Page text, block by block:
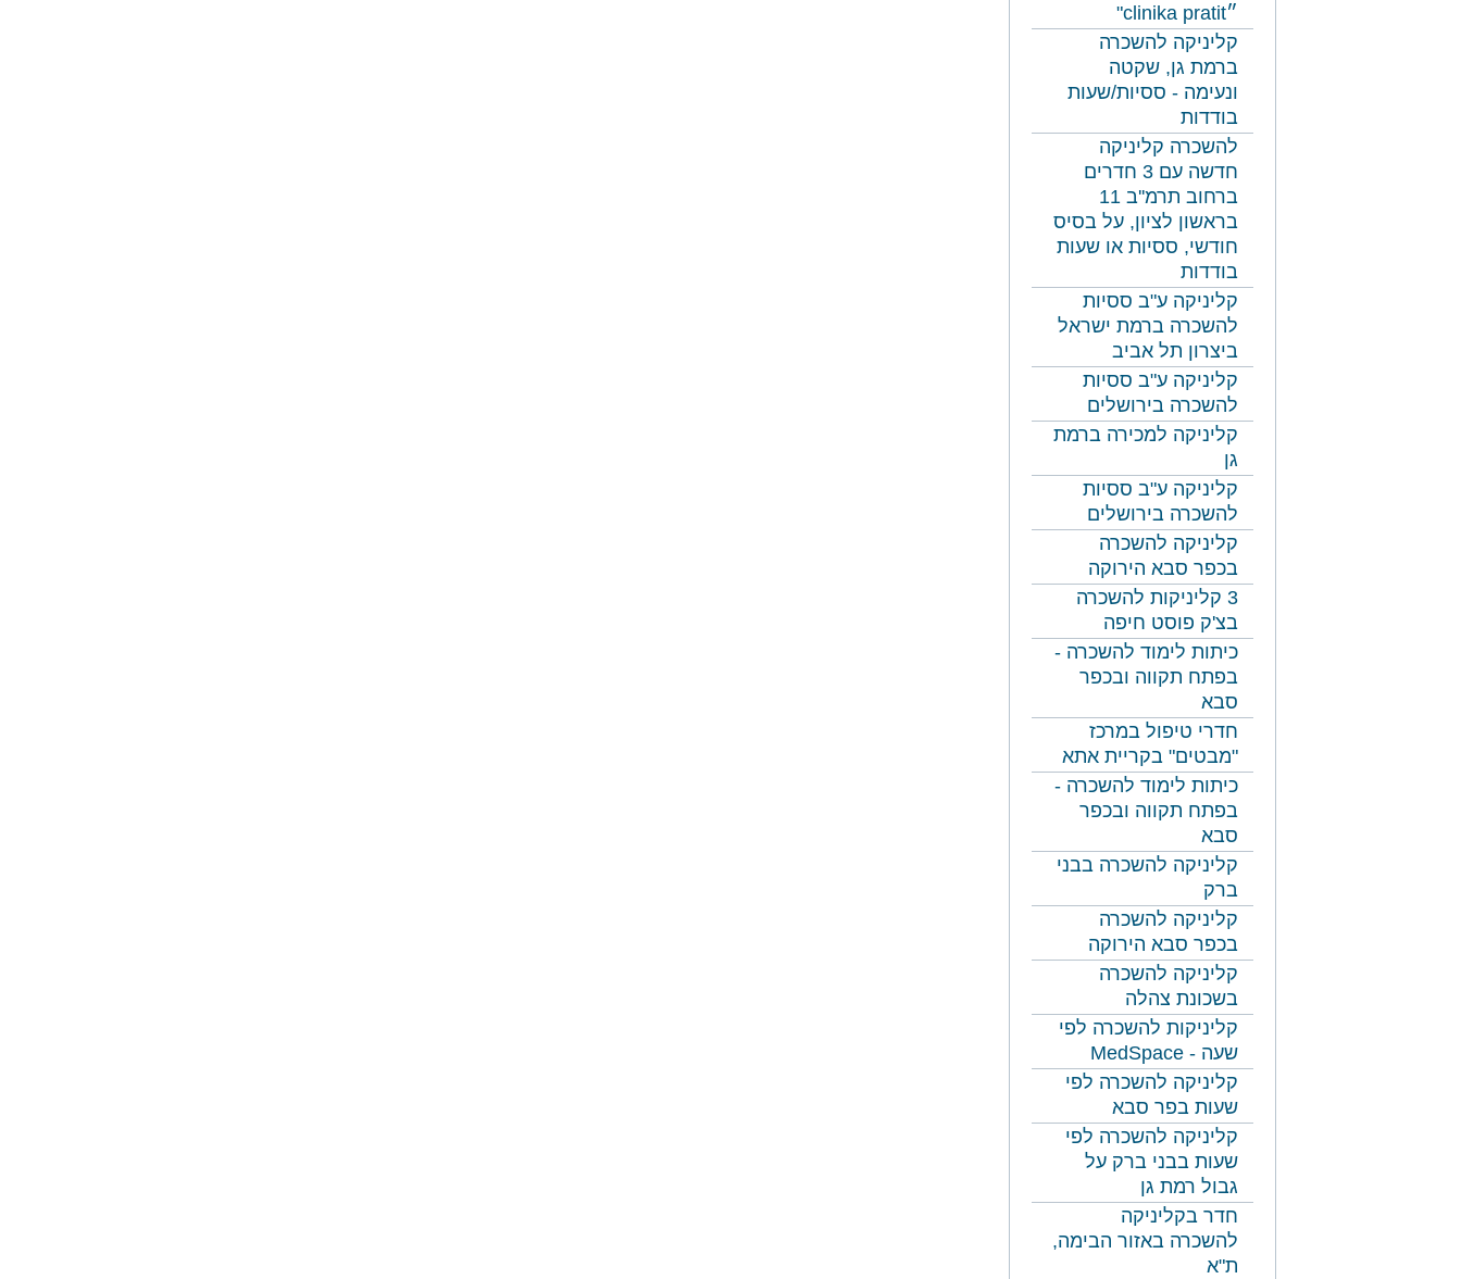
״clinika pratit"
קליניקה להשכרה
ברמת גן, שקטה
ונעימה - ססיות/שעות
בודדות
להשכרה קליניקה
חדשה עם 3 חדרים
ברחוב תרמ''ב 11
בראשון לציון, על בסיס
חודשי, ססיות או שעות
בודדות
קליניקה ע"ב ססיות
להשכרה ברמת ישראל
ביצרון תל אביב
קליניקה ע"ב ססיות
להשכרה בירושלים
קליניקה למכירה ברמת
גן
קליניקה ע"ב ססיות
להשכרה בירושלים
קליניקה להשכרה
בכפר סבא הירוקה
3 קליניקות להשכרה
בצ'ק פוסט חיפה
כיתות לימוד להשכרה -
בפתח תקווה ובכפר
סבא
חדרי טיפול במרכז
"מבטים" בקריית אתא
כיתות לימוד להשכרה -
בפתח תקווה ובכפר
סבא
קליניקה להשכרה בבני
ברק
קליניקה להשכרה
בכפר סבא הירוקה
קליניקה להשכרה
בשכונת צהלה
קליניקות להשכרה לפי
שעה - MedSpace
קליניקה להשכרה לפי
שעות בפר סבא
קליניקה להשכרה לפי
שעות בבני ברק על
גבול רמת גן
חדר בקליניקה
להשכרה באזור הבימה,
ת"א